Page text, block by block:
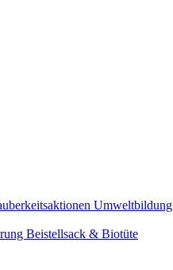
Umweltbildung
Beistellsack & Biotüte